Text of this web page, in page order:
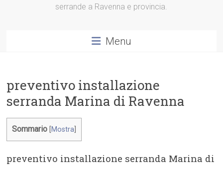
serrande a Ravenna e provincia.
Menu
preventivo installazione
serranda Marina di Ravenna
Sommario Mostra
preventivo installazione serranda Marina di